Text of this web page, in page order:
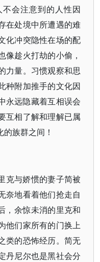
会注意到的人性因
在处境中所遭遇的难
化冲突隐性在场的配
像趁火打劫的小偷，
力量。习惯观察和思
种附加推手的文化因
远隐藏着互相误会
互相了解和理解已属
族群之间！
克与娇惯的妻子简被
奈地看着他们抢走自
，余惊未消的里克和
他们家所有的门换上
类的恐怖经历。简无
丹尼尔也是黑社会分